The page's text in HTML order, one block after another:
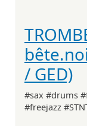
/ GED)
#sax #drums
#freejazz